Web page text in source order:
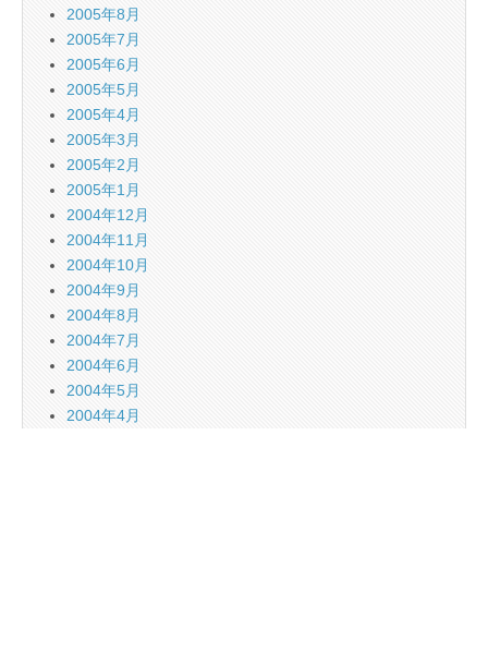
2005年8月
2005年7月
2005年6月
2005年5月
2005年4月
2005年3月
2005年2月
2005年1月
2004年12月
2004年11月
2004年10月
2004年9月
2004年8月
2004年7月
2004年6月
2004年5月
2004年4月